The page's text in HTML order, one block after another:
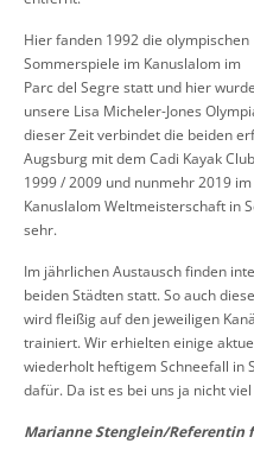
Hier fanden 1992 die olympischen
Sommerspiele im Kanuslalom im
Parc del Segre statt und hier wurde
unsere Lisa Micheler-Jones
dieser Zeit verbindet die beiden
Augsburg mit dem Cadi Kayak
1999 / 2009 und nunmehr 2019
Kanuslalom Weltmeisterschaft in
sehr.
Im jährlichen Austausch finden
beiden Städten statt. So auch
wird fleißig auf den jeweiligen
trainiert. Wir erhielten einige
wiederholt heftigem Schneefall in
dafür. Da ist es bei uns ja nicht
Marianne Stenglein/Referentin